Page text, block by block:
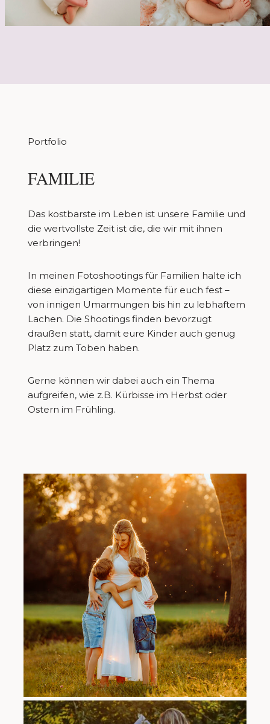
Portfolio
FAMILIE
Das kostbarste im Leben ist unsere Familie und
die wertvollste Zeit ist die, die wir mit ihnen
verbringen!
In meinen Fotoshootings für Familien halte ich
diese einzigartigen Momente für euch fest –
von innigen Umarmungen bis hin zu lebhaftem
Lachen. Die Shootings finden bevorzugt
draußen statt, damit eure Kinder auch genug
Platz zum Toben haben.
Gerne können wir dabei auch ein Thema
aufgreifen, wie z.B. Kürbisse im Herbst oder
Ostern im Frühling.